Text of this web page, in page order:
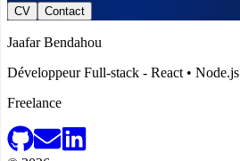
CV Contact
Jaafar Bendahou
Développeur Full-stack - React • Node.js
Freelance